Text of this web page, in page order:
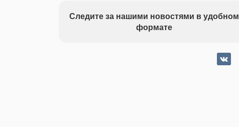
Следите за нашими новостями в удобном
формате